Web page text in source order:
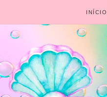
INÍCIO